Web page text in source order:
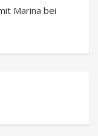
Marina bei